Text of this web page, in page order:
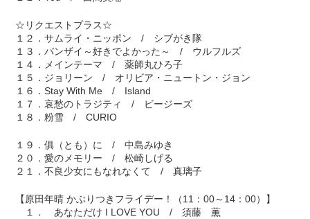
☆リクエストプラス☆
１２．サムライ・ニッポン / シブがき隊
１３．バンザイ～好きでよかった～ / ウルフルズ
１４．メインテーマ / 薬師丸ひろ子
１５．ジョリーン / オリビア・ニュートン・ジョン
１６．Stay With Me / Island
１７．哀愁のトラジティ / ビージーズ
１８．粉雪 / CURIO
１９．俱（とも）に / 中島みゆき
２０．愛のメモリー / 松崎しげる
２１．不良少女にもなれなくて / 真璃子
【原田年晴 かぶりつきフライデー！（11：00～14：00）】
１． あなただけ I LOVE YOU / 須藤 薫